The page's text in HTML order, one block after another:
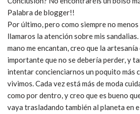
Palabra de blogger!!
Por último, pero como siempre no
llamaros la atención sobre mis sandalias.
mano me encantan, creo que la
importante que no se debería perder, y
intentar concienciarnos un poquito más
vivimos. Cada vez está más de moda
como por dentro, y creo que es bueno
vaya trasladando también al planeta en